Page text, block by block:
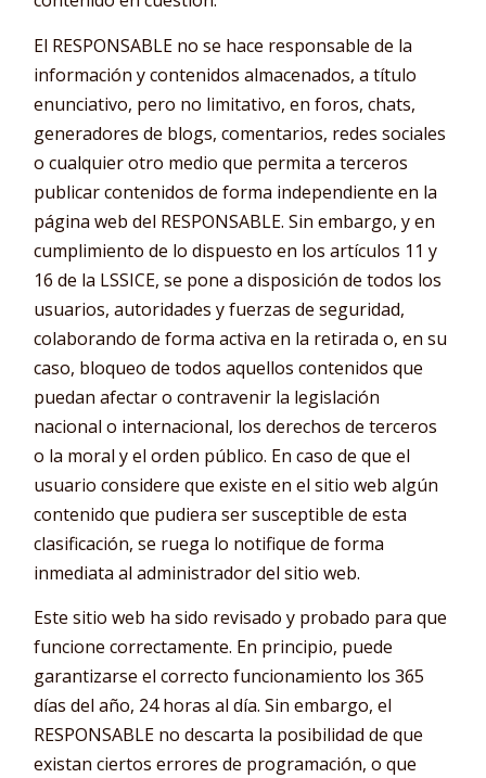
El RESPONSABLE no se hace responsable de la
información y contenidos almacenados, a título
enunciativo, pero no limitativo, en foros, chats,
generadores de blogs, comentarios, redes sociales
o cualquier otro medio que permita a terceros
publicar contenidos de forma independiente en la
página web del RESPONSABLE. Sin embargo, y en
cumplimiento de lo dispuesto en los artículos 11 y
16 de la LSSICE, se pone a disposición de todos los
usuarios, autoridades y fuerzas de seguridad,
colaborando de forma activa en la retirada o, en su
caso, bloqueo de todos aquellos contenidos que
puedan afectar o contravenir la legislación
nacional o internacional, los derechos de terceros
o la moral y el orden público. En caso de que el
usuario considere que existe en el sitio web algún
contenido que pudiera ser susceptible de esta
clasificación, se ruega lo notifique de forma
inmediata al administrador del sitio web.
Este sitio web ha sido revisado y probado para que
funcione correctamente. En principio, puede
garantizarse el correcto funcionamiento los 365
días del año, 24 horas al día. Sin embargo, el
RESPONSABLE no descarta la posibilidad de que
existan ciertos errores de programación, o que